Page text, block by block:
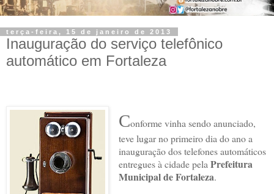
terça-feira, 15 de janeiro de 2013
Inauguração do serviço telefônico
automático em Fortaleza
Conforme vinha sendo anunciado,
teve lugar no primeiro dia do ano a
inauguração dos telefones automáticos
entregues à cidade pela Prefeitura
Municipal de Fortaleza.